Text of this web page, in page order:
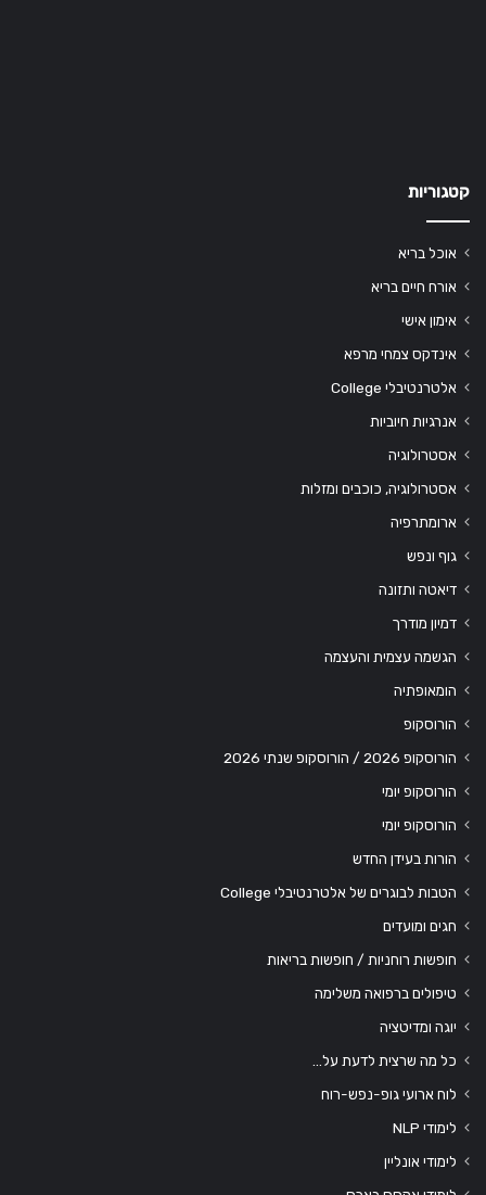
קטגוריות
אוכל בריא
אורח חיים בריא
אימון אישי
אינדקס צמחי מרפא
אלטרנטיבלי College
אנרגיות חיוביות
אסטרולוגיה
אסטרולוגיה, כוכבים ומזלות
ארומתרפיה
גוף ונפש
דיאטה ותזונה
דמיון מודרך
הגשמה עצמית והעצמה
הומאופתיה
הורוסקופ
הורוסקופ 2026 / הורוסקופ שנתי 2026
הורוסקופ יומי
הורוסקופ יומי
הורות בעידן החדש
הטבות לבוגרים של אלטרנטיבלי College
חגים ומועדים
חופשות רוחניות / חופשות בריאות
טיפולים ברפואה משלימה
יוגה ומדיטציה
כל מה שרצית לדעת על…
לוח ארועי גופ-נפש-רוח
לימודי NLP
לימודי אונליין